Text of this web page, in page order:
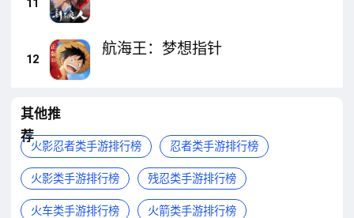
11
12
航海王：梦想指针
其他推
荐
火影忍者类手游排行榜 忍者类手游排行榜
火影类手游排行榜 残忍类手游排行榜
火车类手游排行榜 火箭类手游排行榜